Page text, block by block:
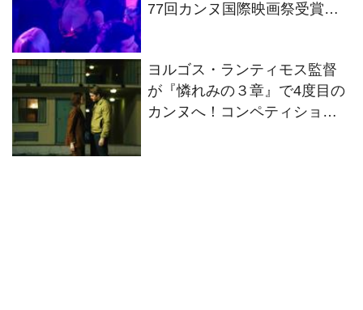
77回カンヌ国際映画祭受賞結
ヨルゴス・ランティモス監督
が『憐れみの３章』で4度目の
カンヌへ！コンペティション